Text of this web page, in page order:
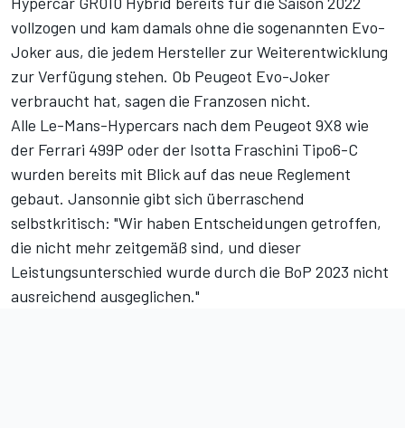
vollzogen und kam damals ohne die sogenannten Evo-
Joker aus, die jedem Hersteller zur Weiterentwicklung
zur Verfügung stehen. Ob Peugeot Evo-Joker
verbraucht hat, sagen die Franzosen nicht.
Alle Le-Mans-Hypercars nach dem Peugeot 9X8 wie
der Ferrari 499P oder der Isotta Fraschini Tipo6-C
wurden bereits mit Blick auf das neue Reglement
gebaut. Jansonnie gibt sich überraschend
selbstkritisch: "Wir haben Entscheidungen getroffen,
die nicht mehr zeitgemäß sind, und dieser
Leistungsunterschied wurde durch die BoP 2023 nicht
ausreichend ausgeglichen."